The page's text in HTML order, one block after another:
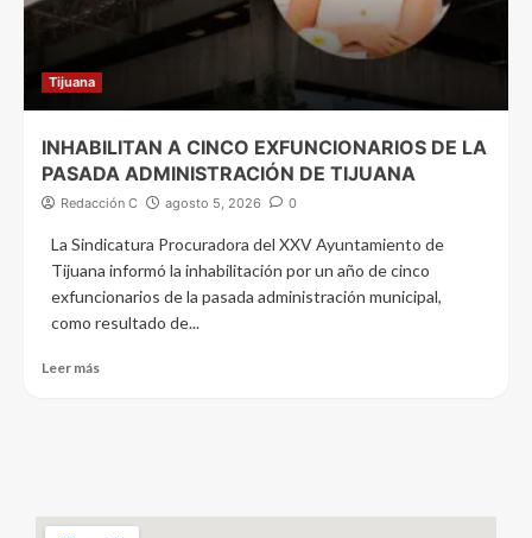
Tijuana
INHABILITAN A CINCO EXFUNCIONARIOS DE LA
PASADA ADMINISTRACIÓN DE TIJUANA
Redacción C agosto 5, 2026 0
La Sindicatura Procuradora del XXV Ayuntamiento de
Tijuana informó la inhabilitación por un año de cinco
exfuncionarios de la pasada administración municipal,
como resultado de...
Leer más